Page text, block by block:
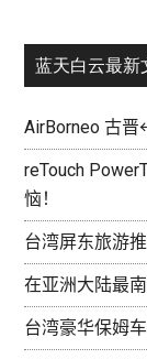
蓝天白云最新
AirBorneo 古
reTouch
恼！
台湾屏东旅游
在亚洲大陆最
台湾豪华保姆